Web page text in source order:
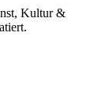
Kultur &